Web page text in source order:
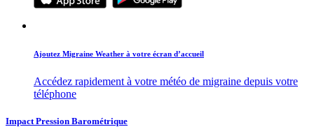
Ajoutez Migraine Weather à votre écran d’accueil
Accédez rapidement à votre météo de migraine depuis votre
téléphone
Impact Pression Barométrique